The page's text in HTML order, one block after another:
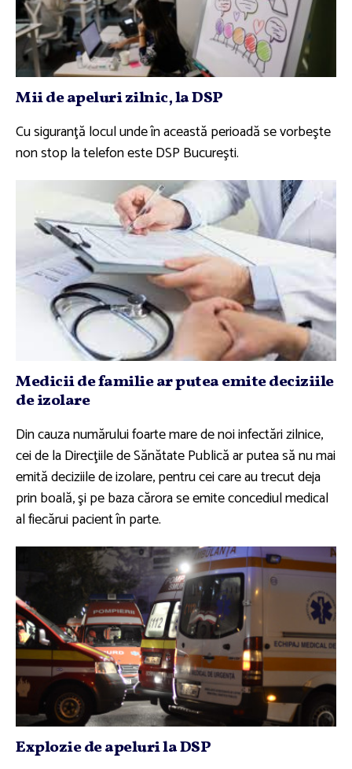
Mii de apeluri zilnic, la DSP
Cu siguranţă locul unde în această perioadă se vorbeşte
non stop la telefon este DSP Bucureşti.
Medicii de familie ar putea emite deciziile
de izolare
Din cauza numărului foarte mare de noi infectări zilnice,
cei de la Direcţiile de Sănătate Publică ar putea să nu mai
emită deciziile de izolare, pentru cei care au trecut deja
prin boală, şi pe baza cărora se emite concediul medical
al fiecărui pacient în parte.
Explozie de apeluri la DSP